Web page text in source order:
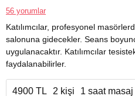
56 yorumlar
Katılımcılar, profesyonel
salonuna gidecekler. Seans
uygulanacaktır. Katılımcılar
faydalanabilirler.
4900 TL 2 kişi 1 saat masaj